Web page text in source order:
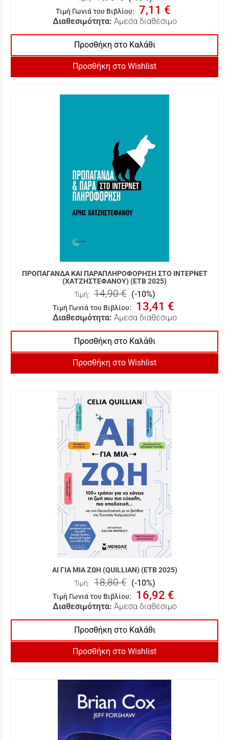
Τιμή Γωνιά του Βιβλίου: 7,11 €
Διαθεσιμότητα: Άμεσα διαθέσιμο
Προσθήκη στο Καλάθι
Προσθήκη στο Wishlist
ΠΡΟΠΑΓΑΝΔΑ ΚΑΙ ΠΑΡΑΠΛΗΡΟΦΟΡΗΣΗ ΣΤΟ ΙΝΤΕΡΝΕΤ
(ΧΑΤΖΗΣΤΕΦΑΝΟΥ) (ΕΤΒ 2025)
Τιμή: 14,90 € (-10%)
Τιμή Γωνιά του Βιβλίου: 13,41 €
Διαθεσιμότητα: Άμεσα διαθέσιμο
Προσθήκη στο Καλάθι
Προσθήκη στο Wishlist
AI ΓΙΑ ΜΙΑ ΖΩΗ (QUILLIAN) (ΕΤΒ 2025)
Τιμή: 18,80 € (-10%)
Τιμή Γωνιά του Βιβλίου: 16,92 €
Διαθεσιμότητα: Άμεσα διαθέσιμο
Προσθήκη στο Καλάθι
Προσθήκη στο Wishlist